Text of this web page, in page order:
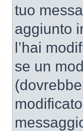
tuo
aggiunto
l’hai
se un